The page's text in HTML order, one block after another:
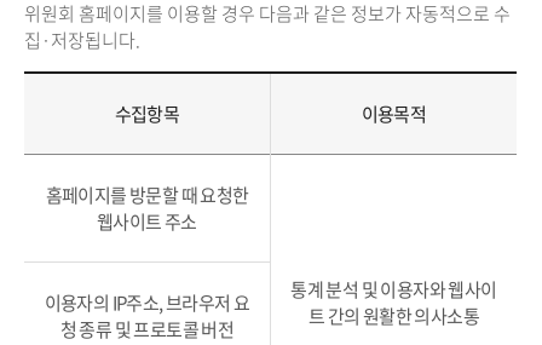
위원회 홈페이지를 이용할 경우 다음과 같은 정보가 자동적으로 수
집·저장됩니다.
수집항목 이용목적
홈페이지를 방문할 때 요청한
웹사이트 주소
통계 분석 및 이용자와 웹사이
트 간의 원활한 의사소통
이용자의 IP주소, 브라우저 요
청 종류 및 프로토콜 버전